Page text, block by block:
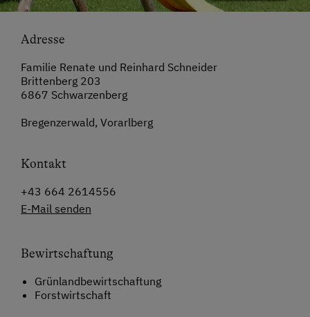
Adresse
Familie Renate und Reinhard Schneider
Brittenberg 203
6867 Schwarzenberg
Bregenzerwald, Vorarlberg
Kontakt
+43 664 2614556
E-Mail senden
Bewirtschaftung
Grünlandbewirtschaftung
Forstwirtschaft